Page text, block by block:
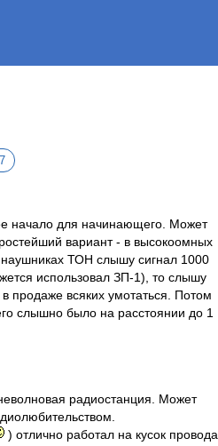
начало для начинающего. Может
вариант - в высокоомных
ТОН слышу сигнал 1000
использовал ЗП-1), то слышу
продаже всяких умотаться. Потом
слышно было на расстоянии до 1
радиостанция. Может
) отлично работал на кусок провода